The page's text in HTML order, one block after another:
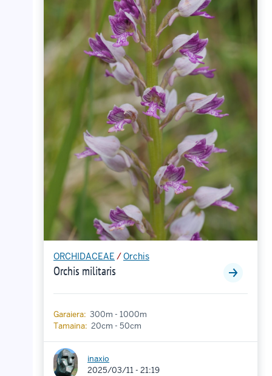
ORCHIDACEAE /Orchis
Orchis militaris
Garaiera: 300m - 1000m
Tamaina: 20cm - 50cm
inaxio
2025/03/11 - 21:19